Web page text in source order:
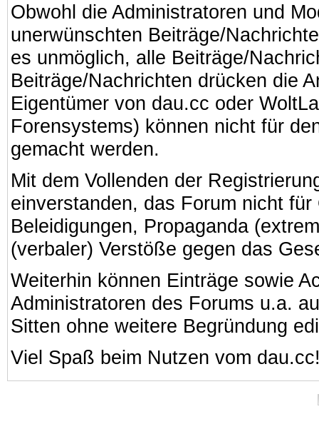
Obwohl die Administratoren und
unerwünschten Beiträge/
es unmöglich, alle Beiträge/
Beiträge/Nachrichten drücken die
Eigentümer von dau.cc oder
Forensystems) können nicht für
gemacht werden.
Mit dem Vollenden der
einverstanden, das Forum nicht
Beleidigungen, Propaganda
(verbaler) Verstöße gegen das
Weiterhin können Einträge sowie
Administratoren des Forums u.a.
Sitten ohne weitere Begründung
Viel Spaß beim Nutzen vom